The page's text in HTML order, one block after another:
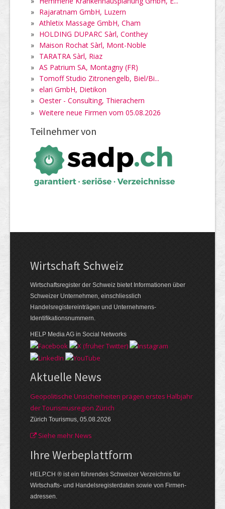
» Rajaratnam GmbH, Luzern
» Athletix Massage GmbH, Cham
» HOLDING DUPARC Sàrl, Conthey
» Maison Rochat Sàrl, Mont-Noble
» TARATRA Sàrl, Riaz
» AS Patrium SA, Montagny (FR)
» Tomoff Studio Zitronengelb, Biel/Bi...
» elari GmbH, Dietikon
» Oester - Consulting, Thierachern
» Weitere neue Firmen vom 05.08.2026
Teilnehmer von
Wirtschaft Schweiz
Wirtschaftsregister der Schweiz bietet Informationen über
Schweizer Unternehmen, einschliesslich
Handelsregistereinträgen und Unternehmens-
Identifikationsnummern.
HELP Media AG in Social Networks
Aktuelle News
Geopolitische Unsicherheiten prägen erstes Halbjahr
der Tourismusregion Zürich
Zürich Tourismus, 05.08.2026
Siehe mehr News
Ihre Werbe­plattform
HELP.CH ® ist ein führendes Schweizer Verzeichnis für
Wirtschafts- und Handelsregisterdaten sowie von Firmen­
adressen.